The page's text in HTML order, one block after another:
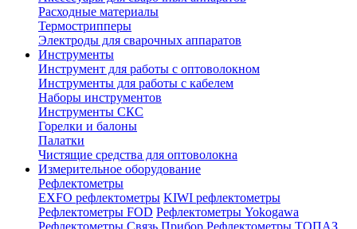
Расходные материалы
Термострипперы
Электроды для сварочных аппаратов
Инструменты
Инструмент для работы с оптоволокном
Инструменты для работы с кабелем
Наборы инструментов
Инструменты СКС
Горелки и балоны
Палатки
Чистящие средства для оптоволокна
Измерительное оборудование
Рефлектометры
EXFO рефлектометры KIWI рефлектометры
Рефлектометры FOD Рефлектометры Yokogawa
Рефлектометры Связь Прибор Рефлектометры ТОПАЗ